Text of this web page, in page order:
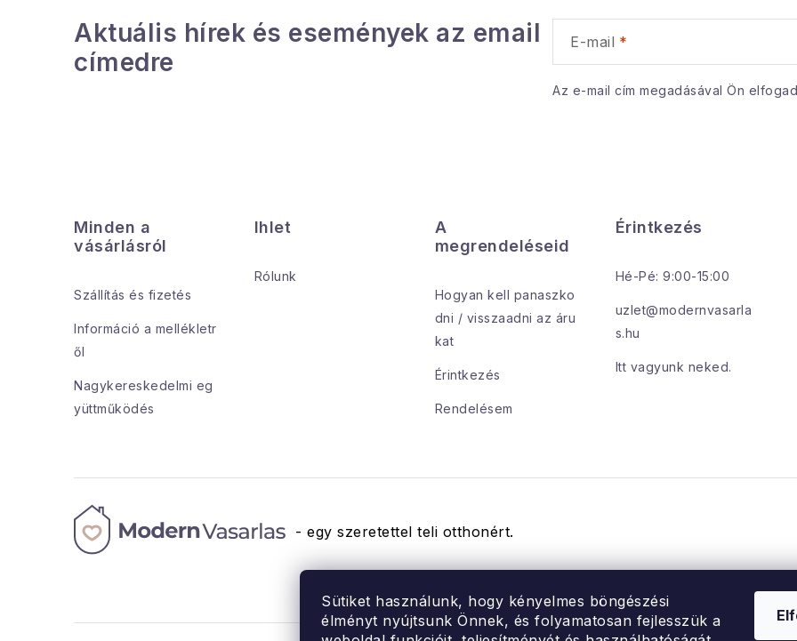
Sütiket használunk, hogy kényelmes böngészési
élményt nyújtsunk Önnek, és folyamatosan fejlesszük a
s
ó
l
Aktuális hírek és események az email
címedre
E-mail
Az e-mail cím megadásával Ön
Minden a
vásárlásról
Szállítás és fizetés
Információ a mellékletr
ől
Nagykereskedelmi eg
yüttműködés
Ihlet
Rólunk
A
megrendeléseid
Hogyan kell panaszko
dni / visszaadni az áru
kat
Érintkezés
Rendelésem
Érintkezés
Hé-Pé: 9:00-15:00
uzlet@modernvasarla
s.hu
Itt vagyunk neked.
- egy szeretettel teli otthonért.